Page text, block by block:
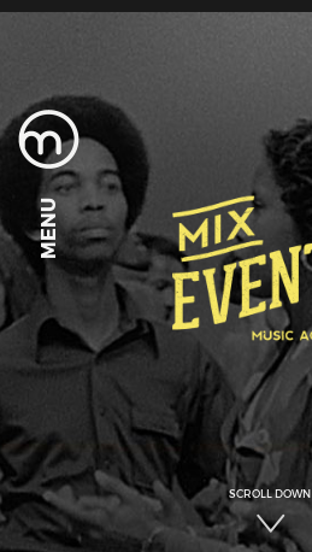
MENU
MENU
MENU
MENU
MENU
MENU
MENU
MENU
MENU
SCROLL DOWN